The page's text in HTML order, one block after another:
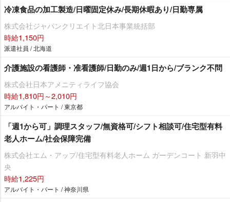
冷凍食品の加工製造/日曜固定休み/長期休暇あり/日勤専属
株式会社ジャパンクリエイト北日本事業統括部
時給1,150円
派遣社員 / 北海道
介護施設の看護師・准看護師/日勤のみ/週1日から/ブランク不問
株式会社日本アメニティライフ協会
時給1,810円～2,010円
アルバイト・パート / 東京都
「週1から可」調理スタッフ/無資格可/シフト相談可/住宅型有料
老人ホーム/社会保障完備
株式会社エム・アップ/住宅型有料老人ホーム ガーデンコート 新羽中
央
時給1,225円
アルバイト・パート / 神奈川県